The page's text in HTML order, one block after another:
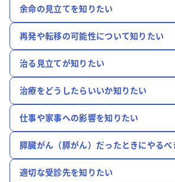
余命の見立てを知りたい
再発や転移の可能性について知りたい
治る見立てが知りたい
治療をどうしたらいいか知りたい
仕事や家事への影響を知りたい
膵臓がん（膵がん）だったときにやる
適切な受診先を知りたい